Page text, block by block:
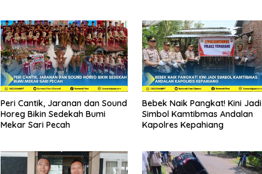
Peri Cantik, Jaranan dan Sound
Horeg Bikin Sedekah Bumi
Mekar Sari Pecah
Bebek Naik Pangkat! Kini Jadi
Simbol Kamtibmas Andalan
Kapolres Kepahiang